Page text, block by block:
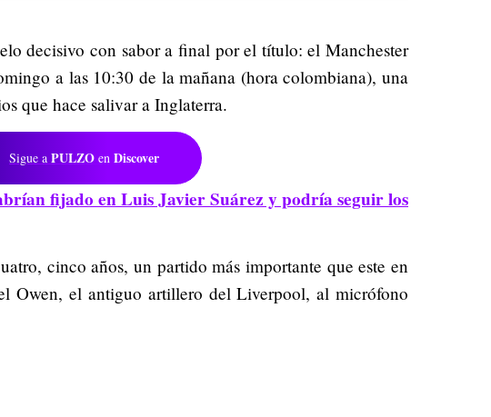
decisivo con sabor a final por el título: el Manchester
a las 10:30 de la mañana (hora colombiana), una
que hace salivar a Inglaterra.
Sigue a PULZO en Discover
fijado en Luis Javier Suárez y podría seguir los
cinco años, un partido más importante que este en
Owen, el antiguo artillero del Liverpool, al micrófono